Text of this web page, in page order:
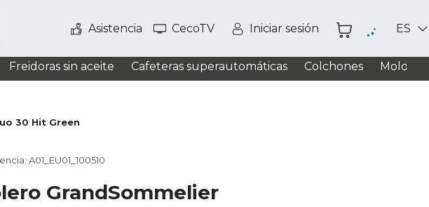
Asistencia CecoTV Iniciar sesión ES
Freidoras sin aceite Cafeteras superautomáticas Colchones
30 Hit Green
A01_EU01_100510
GrandSommelier